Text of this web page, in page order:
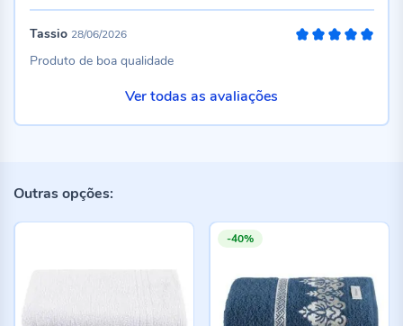
Tassio 28/06/2026
Produto de boa qualidade
Ver todas as avaliações
Outras opções:
-40%